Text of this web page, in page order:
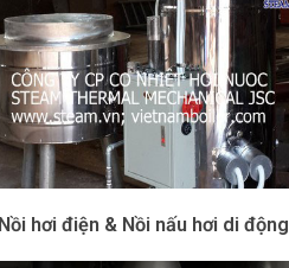
Nồi hơi điện & Nồi nấu hơi di động